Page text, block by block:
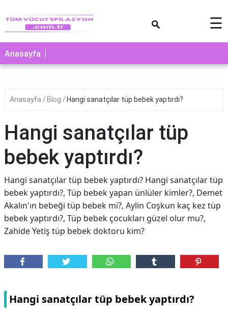
☰
Anasayfa
Anasayfa Blog Hangi sanatçılar tüp bebek yaptırdı?
Hangi sanatçılar tüp
bebek yaptırdı?
Hangi sanatçılar tüp bebek yaptırdı? Hangi sanatçılar tüp
bebek yaptırdı?, Tüp bebek yapan ünlüler kimler?, Demet
Akalın'ın bebeği tüp bebek mi?, Aylin Coşkun kaç kez tüp
bebek yaptırdı?, Tüp bebek çocukları güzel olur mu?,
Zahide Yetiş tüp bebek doktoru kim?
Hangi sanatçılar tüp bebek yaptırdı?